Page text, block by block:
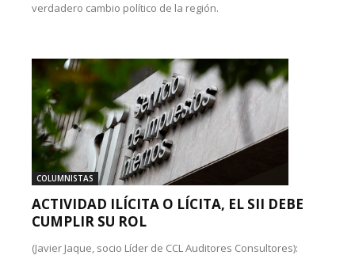
verdadero cambio político de la región.
COLUMNISTAS
ACTIVIDAD ILÍCITA O LÍCITA, EL SII DEBE
CUMPLIR SU ROL
(Javier Jaque, socio Líder de CCL Auditores Consultores):